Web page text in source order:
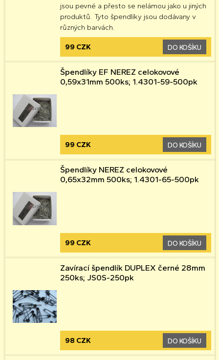
jsou pevné a přesto se nelámou jako u jiných
produktů. Tyto špendlíky jsou dodávany v
různých barvách.
99 CZK DO KOŠÍKU
Špendlíky EF NEREZ celokovové
0,59x31mm 500ks; 1.4301-59-500pk
99 CZK DO KOŠÍKU
Špendlíky NEREZ celokovové
0,65x32mm 500ks; 1.4301-65-500pk
99 CZK DO KOŠÍKU
Zavírací špendlík DUPLEX černé 28mm
250ks; JS0S-250pk
98 CZK DO KOŠÍKU